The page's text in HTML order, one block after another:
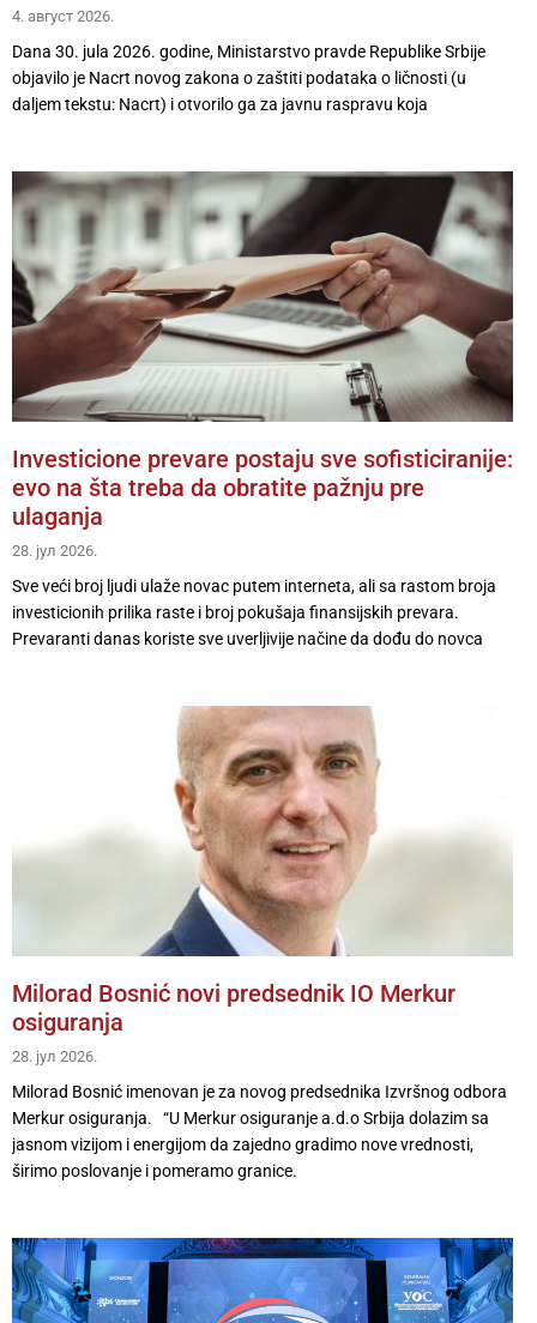
4. август 2026.
Dana 30. jula 2026. godine, Ministarstvo pravde Republike Srbije
objavilo je Nacrt novog zakona o zaštiti podataka o ličnosti (u
daljem tekstu: Nacrt) i otvorilo ga za javnu raspravu koja
Investicione prevare postaju sve sofisticiranije:
evo na šta treba da obratite pažnju pre
ulaganja
28. јул 2026.
Sve veći broj ljudi ulaže novac putem interneta, ali sa rastom broja
investicionih prilika raste i broj pokušaja finansijskih prevara.
Prevaranti danas koriste sve uverljivije načine da dođu do novca
Milorad Bosnić novi predsednik IO Merkur
osiguranja
28. јул 2026.
Milorad Bosnić imenovan je za novog predsednika Izvršnog odbora
Merkur osiguranja. “U Merkur osiguranje a.d.o Srbija dolazim sa
jasnom vizijom i energijom da zajedno gradimo nove vrednosti,
širimo poslovanje i pomeramo granice.